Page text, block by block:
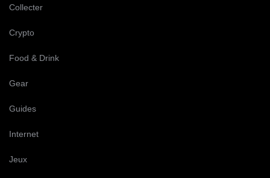
Collecter
Crypto
Food & Drink
Gear
Guides
Internet
Jeux